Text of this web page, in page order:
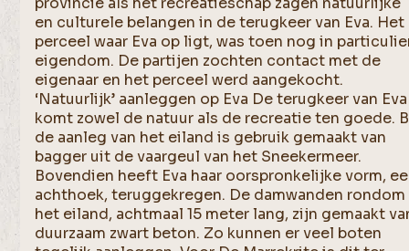
en culturele belangen in de terugkeer van Eva. Het
perceel waar Eva op ligt, was toen nog in
eigendom. De partijen zochten contact met de
eigenaar en het perceel werd aangekocht.
‘Natuurlijk’ aanleggen op Eva De terugkeer van Eva
komt zowel de natuur als de recreatie ten goede.
de aanleg van het eiland is gebruik gemaakt van
bagger uit de vaargeul van het Sneekermeer.
Bovendien heeft Eva haar oorspronkelijke vorm,
achthoek, teruggekregen. De damwanden rondom
het eiland, achtmaal 15 meter lang, zijn gemaakt
duurzaam zwart beton. Zo kunnen er veel boten